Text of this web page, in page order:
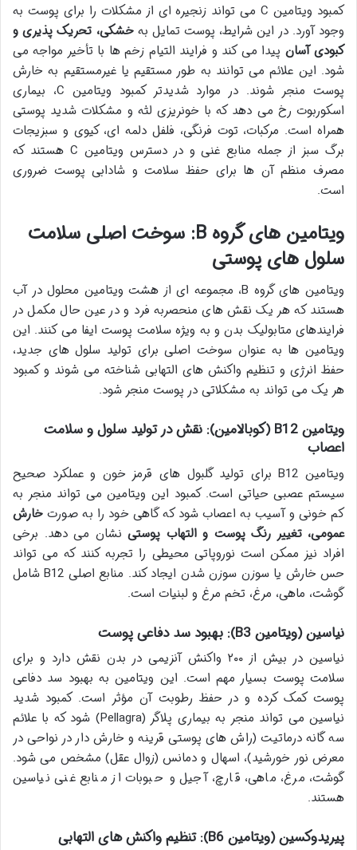
کمبود ویتامین C می تواند زنجیره ای از مشکلات را برای پوست به
وجود آورد. در این شرایط، پوست تمایل بهخشکی، تحریک پذیری و
کبودی آسان پیدا می کند و فرایند التیام زخم ها با تأخیر مواجه می
شود. این علائم می توانند به طور مستقیم یا غیرمستقیم به خارش
پوست منجر شوند. در موارد شدیدتر کمبود ویتامین C، بیماری
اسکوربوت رخ می دهد که با خونریزی لثه و مشکلات شدید پوستی
همراه است. مرکبات، توت فرنگی، فلفل دلمه ای، کیوی و سبزیجات
برگ سبز از جمله منابع غنی و در دسترس ویتامین C هستند که
مصرف منظم آن ها برای حفظ سلامت و شادابی پوست ضروری
است.
ویتامین های گروه B: سوخت اصلی سلامت
سلول های پوستی
ویتامین های گروه B، مجموعه ای از هشت ویتامین محلول در آب
هستند که هر یک نقش های منحصربه فرد و در عین حال مکمل در
فرایندهای متابولیک بدن و به ویژه سلامت پوست ایفا می کنند. این
ویتامین ها به عنوان سوخت اصلی برای تولید سلول های جدید،
حفظ انرژی و تنظیم واکنش های التهابی شناخته می شوند و کمبود
هر یک می تواند به مشکلاتی در پوست منجر شود.
ویتامین B12 (کوبالامین): نقش در تولید سلول و سلامت
اعصاب
ویتامین B12 برای تولید گلبول های قرمز خون و عملکرد صحیح
سیستم عصبی حیاتی است. کمبود این ویتامین می تواند منجر به
کم خونی و آسیب به اعصاب شود که گاهی خود را به صورت خارش
عمومی، تغییر رنگ پوست و التهاب پوستی نشان می دهد. برخی
افراد نیز ممکن است نوروپاتی محیطی را تجربه کنند که می تواند
حس خارش یا سوزن سوزن شدن ایجاد کند. منابع اصلی B12 شامل
گوشت، ماهی، مرغ، تخم مرغ و لبنیات است.
نیاسین (ویتامین B3): بهبود سد دفاعی پوست
نیاسین در بیش از ۲۰۰ واکنش آنزیمی در بدن نقش دارد و برای
سلامت پوست بسیار مهم است. این ویتامین به بهبود سد دفاعی
پوست کمک کرده و در حفظ رطوبت آن مؤثر است. کمبود شدید
نیاسین می تواند منجر به بیماری پلاگر (Pellagra) شود که با علائم
سه گانه درماتیت (راش های پوستی قرینه و خارش دار در نواحی در
معرض نور خورشید)، اسهال و دمانس (زوال عقل) مشخص می شود.
گوشت، مرغ، ماهی، قارچ، آجیل و حبوبات از منابع غنی نیاسین
هستند.
پیریدوکسین (ویتامین B6): تنظیم واکنش های التهابی